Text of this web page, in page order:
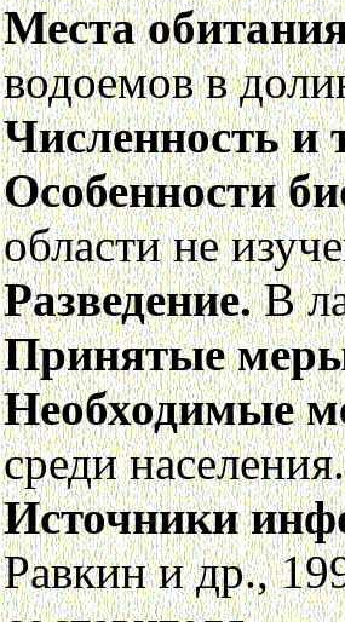
Места
водоемов в
Численность и
Особенности
области не
Разведение.В
Принятые
Необходимые
среди населения.
Источники
Равкин и др.,